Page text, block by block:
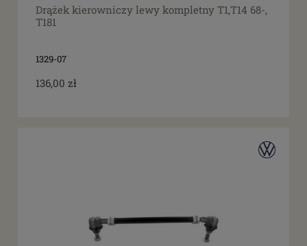
Drążek kierowniczy lewy kompletny T1,T14 68-,
T181
1329-07
136,00 zł